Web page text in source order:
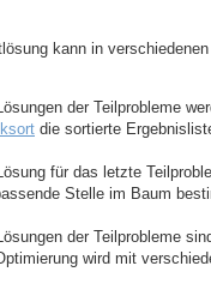
kann in
der Teilprobleme
die sortierte
für das letzte
Stelle im Baum
der Teilprobleme
wird mit